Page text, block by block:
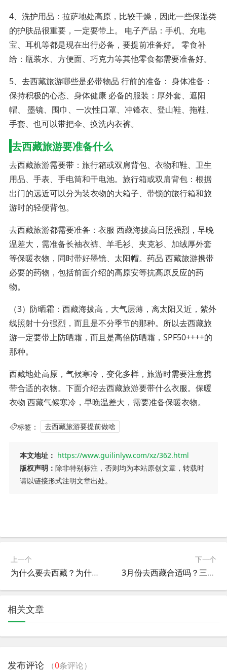
4、洗护用品：拉萨地处高原，比较干燥，因此一些保湿类
的护肤品很重要，一定要带上。 电子产品：手机、充电
宝、耳机等都是现在出行必备，要提前准备好。 零食补
给：瓶装水、方便面、巧克力等其他零食都需要准备好。
5、去西藏旅游哪些是必带物品 行前的准备： 身体准备：
保持积极的心态、身体健康 必备的服装：厚外套、遮阳
帽、 墨镜、围巾、一次性口罩、冲锋衣、登山鞋、拖鞋、
手套、也可以带把伞、换洗内衣裤。
去西藏旅游要准备什么
去西藏旅游需要带：旅行箱或双肩背包、衣物和鞋、卫生
用品、手表、手电筒和干电池。旅行箱或双肩背包：根据
出门的远近可以分为装衣物的大箱子、带锁的旅行箱和旅
游时的轻便背包。
去西藏旅游都需要准备：衣服 西藏海拔高日照强烈，早晚
温差大，需准备长袖衣裤、羊毛衫、夹克衫、加绒厚外套
等保暖衣物，同时带好墨镜、太阳帽。药品 西藏旅游携带
必要的药物，包括前面介绍的高原安等抗高原反应的药
物。
（3）防晒霜：西藏海拔高，大气层薄，离太阳又近，紫外
线照射十分强烈，而且是不分季节的那种。所以去西藏旅
游一定要带上防晒霜，而且是高倍防晒霜，SPF50++++的
那种。
西藏地处高原，气候寒冷，变化多样，旅游时需要注意携
带合适的衣物。下面介绍去西藏旅游要带什么衣服。保暖
衣物 西藏气候寒冷，早晚温差大，需要准备保暖衣物。
标签： 去西藏旅游要提前做啥
本文地址： https://www.guilinlyw.com/xz/362.html
版权声明： 除非特别标注，否则均为本站原创文章，转载时
请以链接形式注明文章出处。
上一个
为什么要去西藏？为什么要去西藏旅行
下一个
3月份去西藏合适吗？三月份去西藏
相关文章
发布评论 （0条评论）